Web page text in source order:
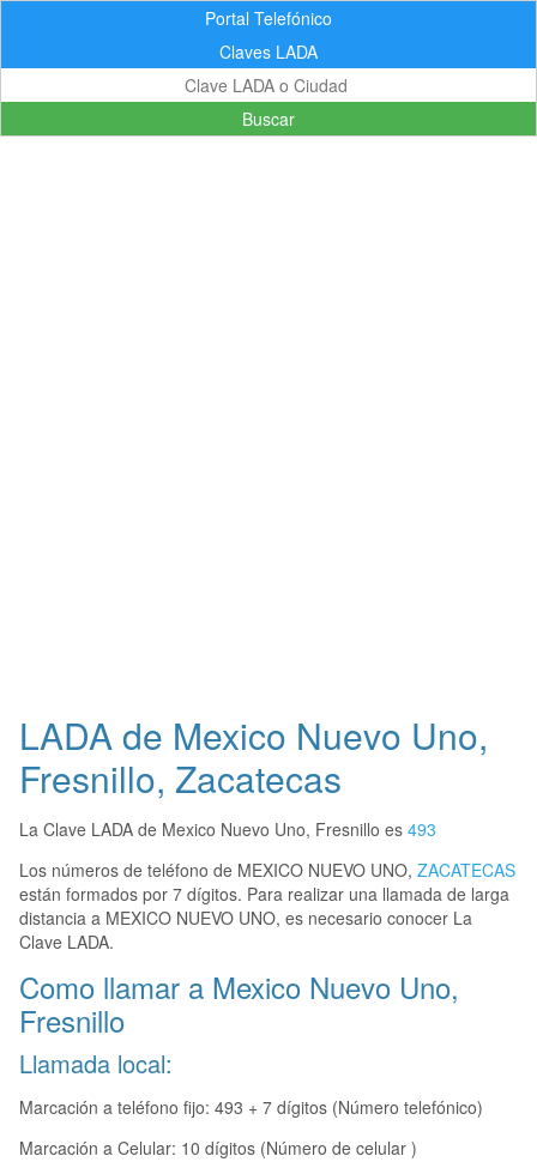
Portal Telefónico
Claves LADA
Buscar
LADA de Mexico Nuevo Uno,
Fresnillo, Zacatecas
La Clave LADA de Mexico Nuevo Uno, Fresnillo es 493
Los números de teléfono de MEXICO NUEVO UNO, ZACATECAS
están formados por 7 dígitos. Para realizar una llamada de larga
distancia a MEXICO NUEVO UNO, es necesario conocer La
Clave LADA.
Como llamar a Mexico Nuevo Uno,
Fresnillo
Llamada local:
Marcación a teléfono fijo: 493 + 7 dígitos (Número telefónico)
Marcación a Celular: 10 dígitos (Número de celular )